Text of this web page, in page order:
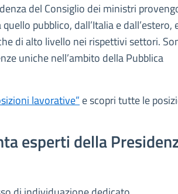
del Consiglio dei ministri
pubblico, dall’Italia e dall’estero,
di alto livello nei rispettivi settori.
uniche nell’ambito della Pubblica
lavorative” e scopri tutte le
esperti della